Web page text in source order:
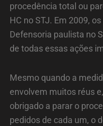
procedência total ou
HC no STJ. Em 2009,
Defensoria paulista no
de todas essas ações
Mesmo quando a
envolvem muitos réus
obrigado a parar o
pedidos de cada um, o